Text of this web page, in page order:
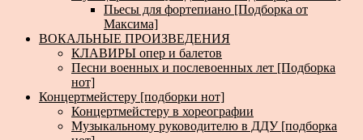
Пьесы для фортепиано [Подборка от
Максима]
ВОКАЛЬНЫЕ ПРОИЗВЕДЕНИЯ
КЛАВИРЫ опер и балетов
Песни военных и послевоенных лет [Подборка
нот]
Концертмейстеру [подборки нот]
Концертмейстеру в хореографии
Музыкальному руководителю в ДДУ [подборка